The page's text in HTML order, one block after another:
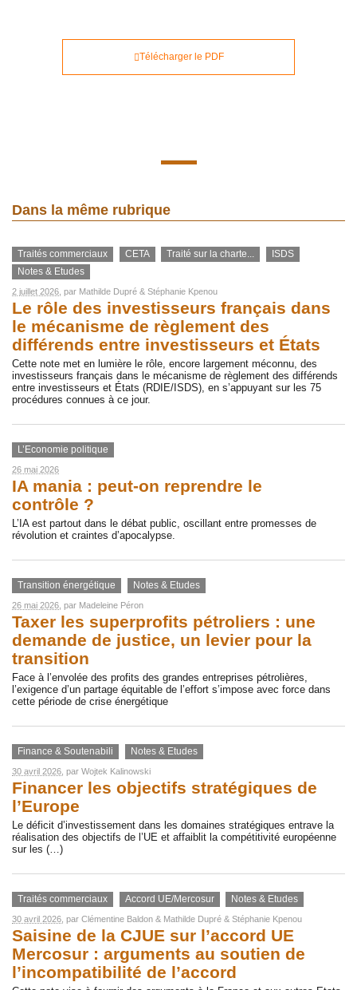
Télécharger le PDF
Dans la même rubrique
Traités commerciaux CETA Traité sur la charte...
ISDS
Notes & Etudes
2 juillet 2026 , par Mathilde Dupré & Stéphanie Kpenou
Le rôle des investisseurs français dans
le mécanisme de règlement des
différends entre investisseurs et États
Cette note met en lumière le rôle, encore largement méconnu, des
investisseurs français dans le mécanisme de règlement des différends
entre investisseurs et États (RDIE/ISDS), en s’appuyant sur les 75
procédures connues à ce jour.
L’Economie politique
26 mai 2026
IA mania : peut-on reprendre le
contrôle ?
L’IA est partout dans le débat public, oscillant entre promesses de
révolution et craintes d’apocalypse.
Transition énergétique Notes & Etudes
26 mai 2026 , par Madeleine Péron
Taxer les superprofits pétroliers : une
demande de justice, un levier pour la
transition
Face à l’envolée des profits des grandes entreprises pétrolières,
l’exigence d’un partage équitable de l’effort s’impose avec force dans
cette période de crise énergétique
Finance & Soutenabili Notes & Etudes
30 avril 2026 , par Wojtek Kalinowski
Financer les objectifs stratégiques de
l’Europe
Le déficit d’investissement dans les domaines stratégiques entrave la
réalisation des objectifs de l’UE et affaiblit la compétitivité européenne
sur les (…)
Traités commerciaux Accord UE/Mercosur Notes & Etudes
30 avril 2026 , par Clémentine Baldon & Mathilde Dupré & Stéphanie Kpenou
Saisine de la CJUE sur l’accord UE
Mercosur : arguments au soutien de
l’incompatibilité de l’accord